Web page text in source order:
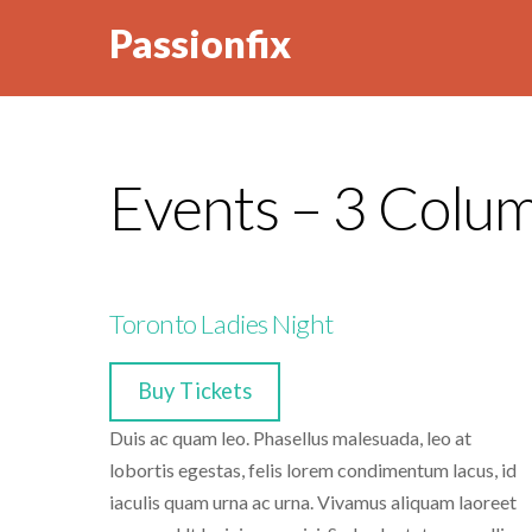
Passionfix
Events – 3
Toronto Ladies Night
Buy Tickets
Duis ac quam leo. Phasellus malesuada, leo at
lobortis egestas, felis lorem condimentum lacus, id
iaculis quam urna ac urna. Vivamus aliquam laoreet